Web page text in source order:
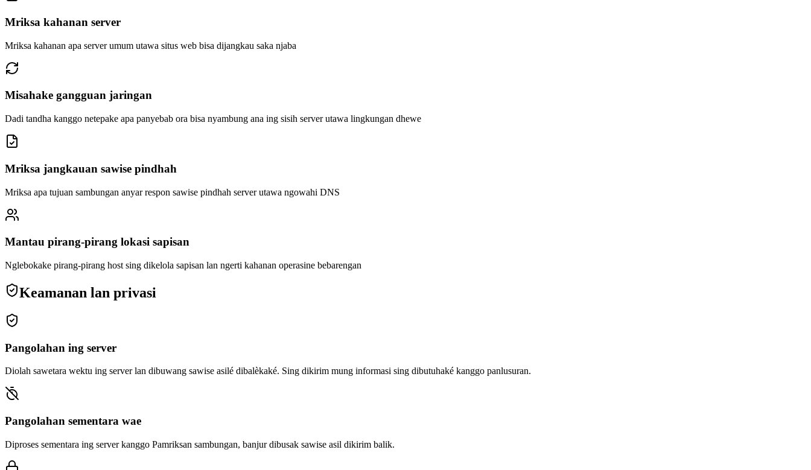
Mriksa kahanan server
Mriksa kahanan apa server umum utawa situs web bisa dijangkau saka njaba
Misahake gangguan jaringan
Dadi tandha kanggo netepake apa panyebab ora bisa nyambung ana ing sisih server utawa lingkungan dhewe
Mriksa jangkauan sawise pindhah
Mriksa apa tujuan sambungan anyar respon sawise pindhah server utawa ngowahi DNS
Mantau pirang-pirang lokasi sapisan
Nglebokake pirang-pirang host sing dikelola sapisan lan ngerti kahanan operasine bebarengan
Keamanan lan privasi
Pangolahan ing server
Diolah sawetara wektu ing server lan dibuwang sawise asilé dibalèkaké. Sing dikirim mung informasi sing dibutuhaké kanggo panlusuran.
Pangolahan sementara wae
Diproses sementara ing server kanggo Pamriksan sambungan, banjur dibusak sawise asil dikirim balik.